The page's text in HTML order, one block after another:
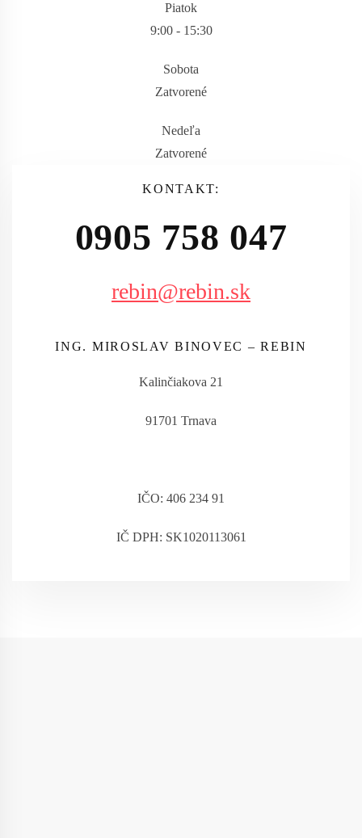
Piatok
9:00 - 15:30
Sobota
Zatvorené
Nedeľa
Zatvorené
KONTAKT:
0905 758 047
rebin@rebin.sk
ING. MIROSLAV BINOVEC – REBIN
Kalinčiakova 21
91701 Trnava
IČO: 406 234 91
IČ DPH: SK1020113061